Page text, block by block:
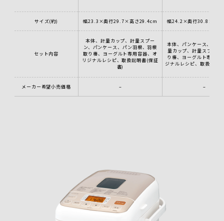
サイズ(約) 幅23.3×奥行29.7×高さ29.4cm 幅24.2×奥行30.8×高
セット内容
本体、計量カップ、計量スプー
ン、パンケース、パン羽根、羽根
取り棒、ヨーグルト専用容器、オ
リジナルレシピ、取扱説明書(保証
書)
本体、パンケース、パン
量カップ、計量スプーン
り棒、ヨーグルト専用容
ジナルレシピ、取扱説明
メーカー希望小売価格 – –